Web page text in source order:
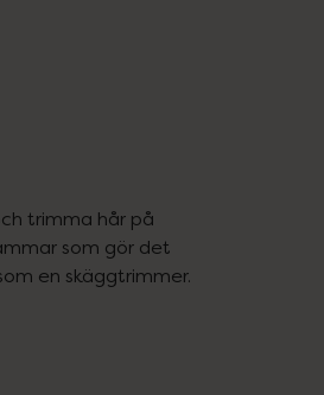
trimma hår på
som gör det
en skäggtrimmer.